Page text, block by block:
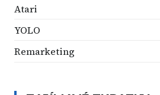
Atari
YOLO
Remarketing